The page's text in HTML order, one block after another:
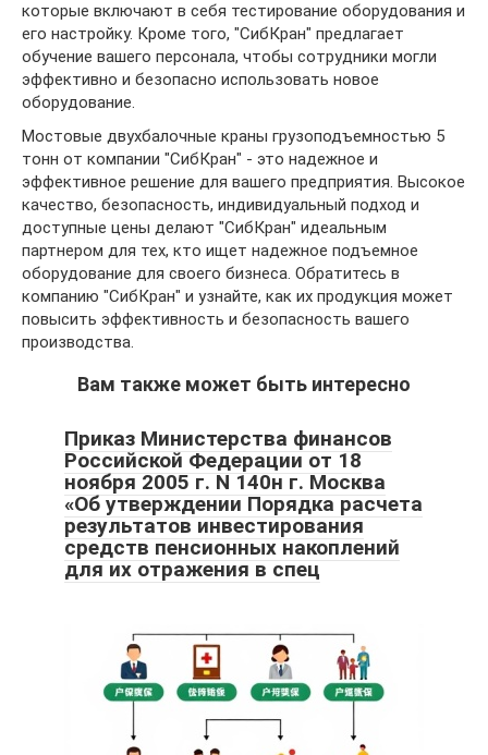
которые включают в себя тестирование оборудования и
его настройку. Кроме того, "СибКран" предлагает
обучение вашего персонала, чтобы сотрудники могли
эффективно и безопасно использовать новое
оборудование.
Мостовые двухбалочные краны грузоподъемностью 5
тонн от компании "СибКран" - это надежное и
эффективное решение для вашего предприятия. Высокое
качество, безопасность, индивидуальный подход и
доступные цены делают "СибКран" идеальным
партнером для тех, кто ищет надежное подъемное
оборудование для своего бизнеса. Обратитесь в
компанию "СибКран" и узнайте, как их продукция может
повысить эффективность и безопасность вашего
производства.
Вам также может быть интересно
Приказ Министерства финансов
Российской Федерации от 18
ноября 2005 г. N 140н г. Москва
«Об утверждении Порядка расчета
результатов инвестирования
средств пенсионных накоплений
для их отражения в спец